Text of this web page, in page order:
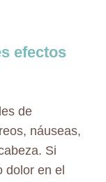
efectos
de
náuseas,
Si
dolor en el